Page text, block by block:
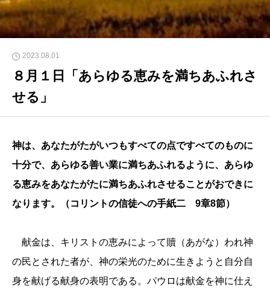
2023.08.01
８月１日「あらゆる恵みを満ちあふれさ
せる」
神は、あなたがたがいつもすべての点ですべてのものに
十分で、あらゆる善い業に満ちあふれるよ うに、あらゆ
る恵みをあなたがたに満ちあふれさせることがおできに
なります。（コリントの信徒への手紙二 9章8節）
献金は、キリストの恵みによって贖（あがな）われ神
の民とされた者が、神の栄光のために生きようと自分自
身を献げる献身の表明である。パウロは献金を神に仕え